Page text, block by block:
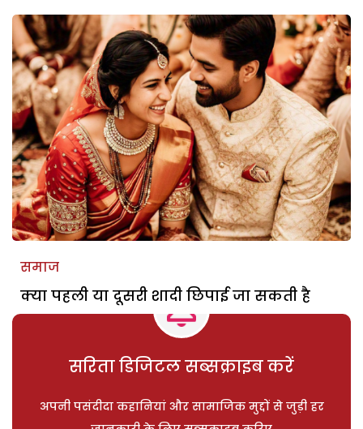
समाज
क्या पहली या दूसरी शादी छिपाई जा सकती है
सरिता डिजिटल सब्सक्राइब करें
अपनी पसंदीदा कहानियां और सामाजिक मुद्दों से जुड़ी हर